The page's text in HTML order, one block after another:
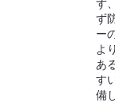
ず
ず
ー
よ
あ
す
備